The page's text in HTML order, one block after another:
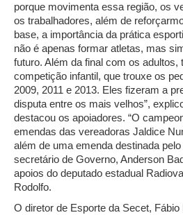
porque movimenta essa região, os
os trabalhadores, além de
base, a importância da prática
não é apenas formar atletas, mas
futuro. Além da final com os adultos,
competição infantil, que trouxe os
2009, 2011 e 2013. Eles fizeram a
disputa entre os mais velhos”,
destacou os apoiadores. “O
emendas das vereadoras Jaldice
além de uma emenda destinada
secretário de Governo, Anderson
apoios do deputado estadual
Rodolfo.
O diretor de Esporte da Secet,